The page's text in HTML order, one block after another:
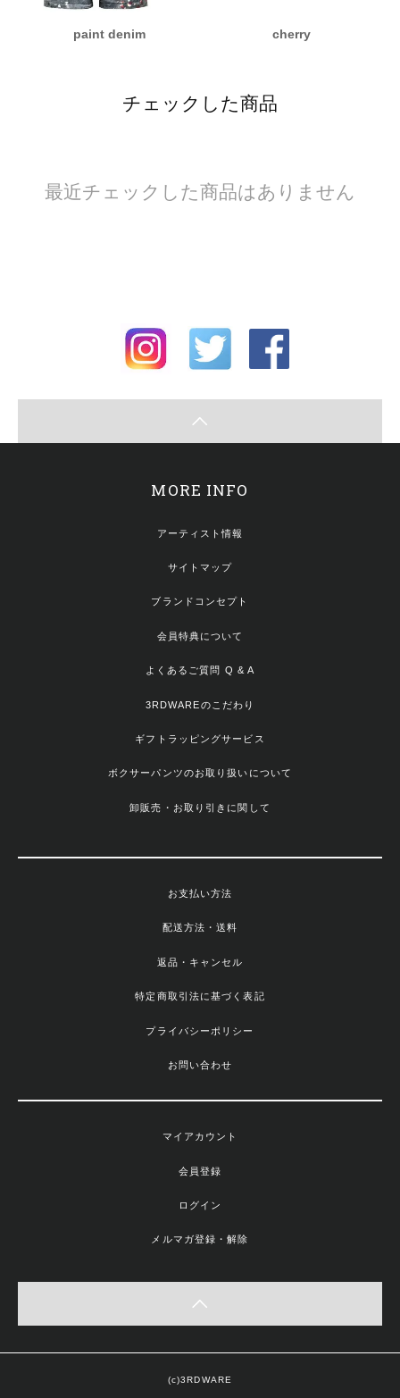
paint denim cherry
チェックした商品
最近チェックした商品はありません
MORE INFO
アーティスト情報
サイトマップ
ブランドコンセプト
会員特典について
よくあるご質問 Q & A
3RDWAREのこだわり
ギフトラッピングサービス
ボクサーパンツのお取り扱いについて
卸販売・お取り引きに関して
お支払い方法
配送方法・送料
返品・キャンセル
特定商取引法に基づく表記
プライバシーポリシー
お問い合わせ
マイアカウント
会員登録
ログイン
メルマガ登録・解除
(c)3RDWARE